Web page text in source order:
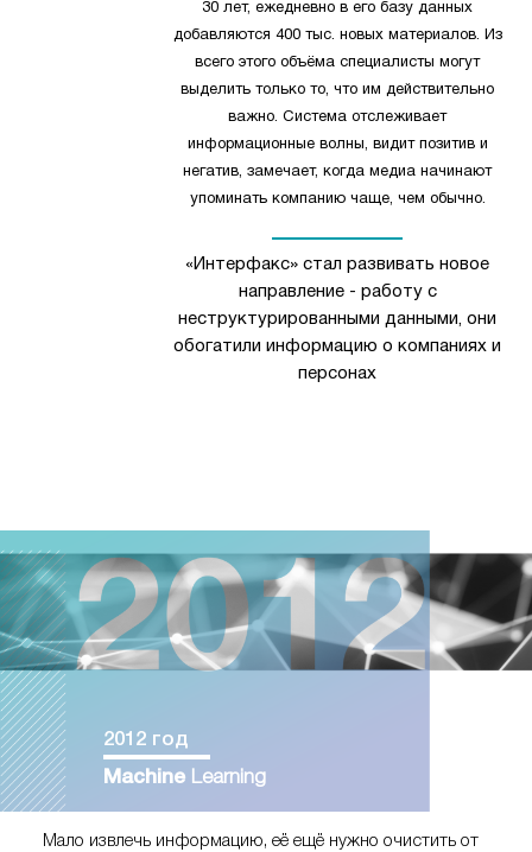
30 лет, ежедневно в его базу данных
добавляются 400 тыс. новых материалов. Из
всего этого объёма специалисты могут
выделить только то, что им действительно
важно. Система отслеживает
информационные волны, видит позитив и
негатив, замечает, когда медиа начинают
упоминать компанию чаще, чем обычно.
«Интерфакс» стал развивать новое
направление - работу с
неструктурированными данными, они
обогатили информацию о компаниях и
персонах
2012 год
Machine Learning
Мало извлечь информацию, её ещё нужно очистить от